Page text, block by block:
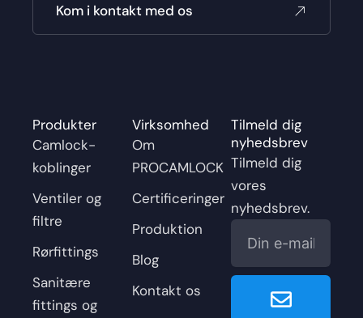
Kom i kontakt med os
Produkter
Camlock-
koblinger
Ventiler og
filtre
Rørfittings
Sanitære
fittings og
Virksomhed
Om
PROCAMLOCK
Certificeringer
Produktion
Blog
Kontakt os
Tilmeld dig
nyhedsbrev
Tilmeld dig
vores
nyhedsbrev.
E-
mail
Enviar